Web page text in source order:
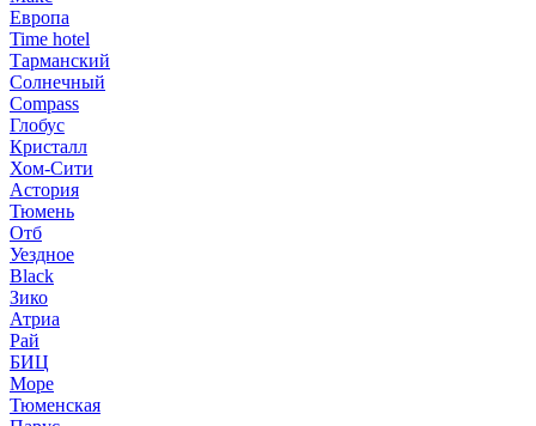
Европа
Time hotel
Тарманский
Солнечный
Compass
Глобус
Кристалл
Хом-Сити
Астория
Тюмень
Отб
Уездное
Black
Зико
Атриа
Рай
БИЦ
Море
Тюменская